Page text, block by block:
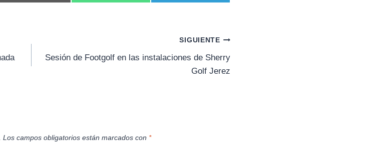
i
r
r
t
i
r
SIGUIENTE
Sesión de Footgolf en las instalaciones de Sherry
Golf Jerez
Los campos obligatorios están marcados con *